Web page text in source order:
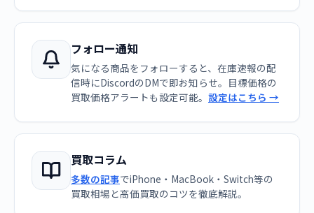
フォロー通知
気になる商品をフォローすると、在庫速報の配
信時にDiscordのDMで即お知らせ。目標価格の
買取価格アラートも設定可能。 設定はこちら →
買取コラム
多数の記事でiPhone・MacBook・Switch等の
買取相場と高価買取のコツを徹底解説。